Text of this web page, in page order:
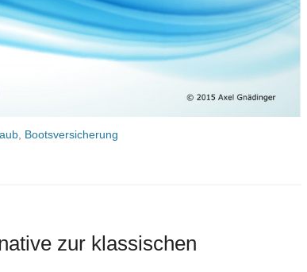
, Bootsversicherung
zur klassischen